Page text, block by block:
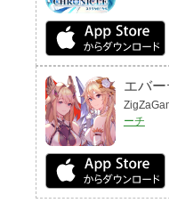
エバ
ーチ